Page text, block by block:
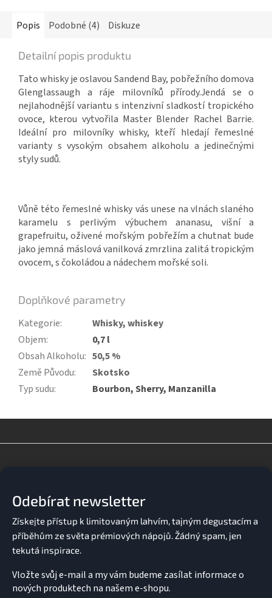
Popis Podobné (4) Diskuze
Detailní popis produktu
Tato whisky je oslavou Sandend Bay, pobřežního domova
Glenglassaugh a ráje milovníků přírody.Jendá se o
nejlahodnější variantu s intenzivní sladkostí tropického
ovoce, kterou vytvořila Master Blender Rachel Barrie.
Ideální pro milovníky whisky, kteří hledají řemeslné
varianty s vysokým obsahem alkoholu a jedinečnými
styly sudů.
Vůně této řemeslné whisky vás unese na vlnách slaného
karamelu s perlivým výbuchem ananasu, višní a
grapefruitu, oživené mořským pobřežím a chutnat bude
jako jemná máslová vanilková zmrzlina zalitá tropickým
ovocem, s čokoládou a nádechem mořské soli.
Doplňkové parametry
Kategorie:
Whisky, whiskey
Objem:
0,7 l
Obsah Alkoholu: 50,5 %
Země Původu:
Skotsko
Typ sudu: Bourbon, Sherry, Manzanilla
Odebírat newsletter
Vložte svůj e-mail a my vám budeme zasílat informace o
nových produktech na našem e-shopu.